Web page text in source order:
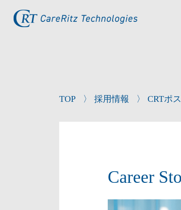
TOP 〉 採用情報 〉 CRTポ
Career